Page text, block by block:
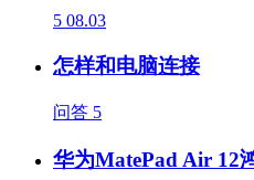
5 08.03
怎样和电脑连接
问答 5
华为MatePad Air 12